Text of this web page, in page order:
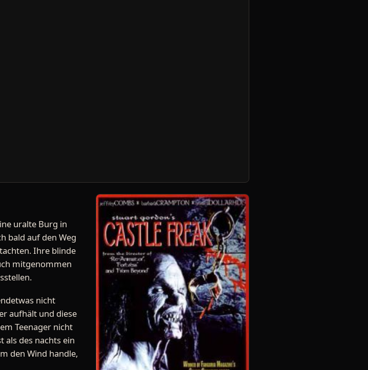
uralte Burg in
bald auf den Weg
Ihre blinde
mitgenommen
nicht
aufhält und diese
Teenager nicht
als des nachts ein
den Wind handle,